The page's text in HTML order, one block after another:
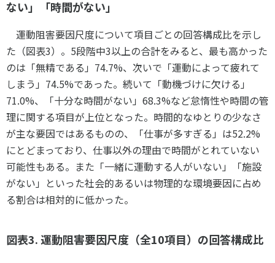
ない」「時間がない」
運動阻害要因尺度について項目ごとの回答構成比を示し
た（図表3）。5段階中3以上の合計をみると、最も高かった
のは「無精である」74.7%、次いで「運動によって疲れて
しまう」74.5%であった。続いて「動機づけに欠ける」
71.0%、「十分な時間がない」68.3%など怠惰性や時間の管
理に関する項目が上位となった。時間的なゆとりの少なさ
が主な要因ではあるものの、「仕事が多すぎる」は52.2%
にとどまっており、仕事以外の理由で時間がとれていない
可能性もある。また「一緒に運動する人がいない」「施設
がない」といった社会的あるいは物理的な環境要因に占め
る割合は相対的に低かった。
図表3. 運動阻害要因尺度（全10項目）の回答構成比